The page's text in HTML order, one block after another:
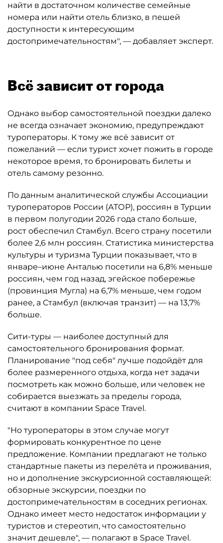
найти в достаточном количестве семейные
номера или найти отель близко, в пешей
доступности к интересующим
достопримечательностям", — добавляет эксперт.
Всё зависит от города
Однако выбор самостоятельной поездки далеко
не всегда означает экономию, предупреждают
туроператоры. К тому же всё зависит от
пожеланий — если турист хочет пожить в городе
некоторое время, то бронировать билеты и
отель самому резонно.
По данным аналитической службы Ассоциации
туроператоров России (АТОР), россиян в Турции
в первом полугодии 2026 года стало больше,
рост обеспечил Стамбул. Всего страну посетили
более 2,6 млн россиян. Статистика министерства
культуры и туризма Турции показывает, что в
январе–июне Анталью посетили на 6,8% меньше
россиян, чем год назад, эгейское побережье
(провинция Мугла) на 6,7% меньше, чем годом
ранее, а Стамбул (включая транзит) — на 13,7%
больше.
Сити-туры — наиболее доступный для
самостоятельного бронирования формат.
Планирование "под себя" лучше подойдёт для
более размеренного отдыха, когда нет задачи
посмотреть как можно больше, или человек не
собирается выезжать за пределы города,
считают в компании Space Travel.
"Но туроператоры в этом случае могут
формировать конкурентное по цене
предложение. Компании предлагают не только
стандартные пакеты из перелёта и проживания,
но и дополнение экскурсионной составляющей:
обзорные экскурсии, поездки по
достопримечательностям в соседних регионах.
Однако имеет место недостаток информации у
туристов и стереотип, что самостоятельно
значит дешевле", — полагают в Space Travel.